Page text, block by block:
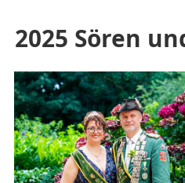
2025 Sören